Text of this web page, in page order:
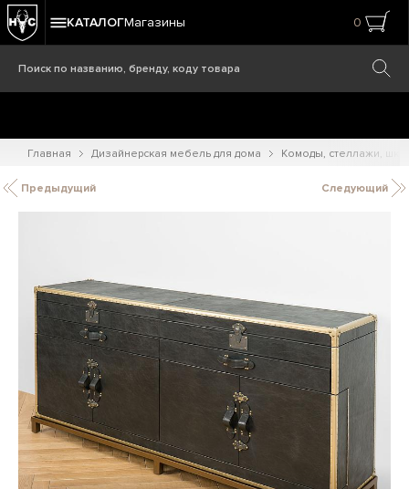
КАТАЛОГМагазины 0
Главная Дизайнерская мебель для дома Комоды, стеллажи,
Предыдущий Следующий